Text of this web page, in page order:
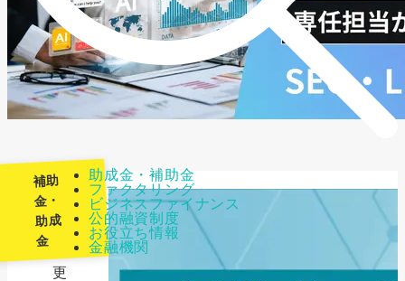
助成金・補助金
ファクタリング
ビジネスファイナンス
公的融資制度
お役立ち情報
金融機関
補助
金・
助成
金
最
更